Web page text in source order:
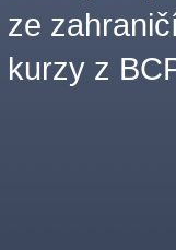
ze
kurzy z